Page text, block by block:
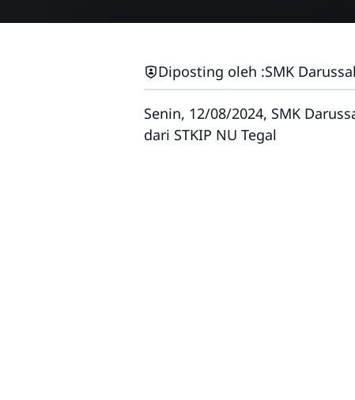
Diposting oleh :SMK
Senin, 12/08/2024, SMK
dari STKIP NU Tegal